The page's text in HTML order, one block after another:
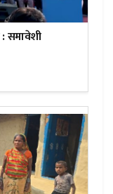
समावेशी